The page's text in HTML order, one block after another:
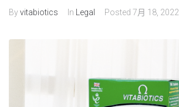
Byvitabiotics In Legal Posted 7月 18, 2022